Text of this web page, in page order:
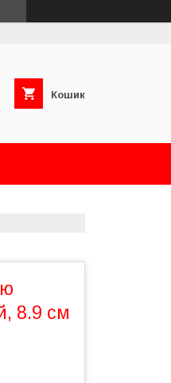
Кошик
8.9 см